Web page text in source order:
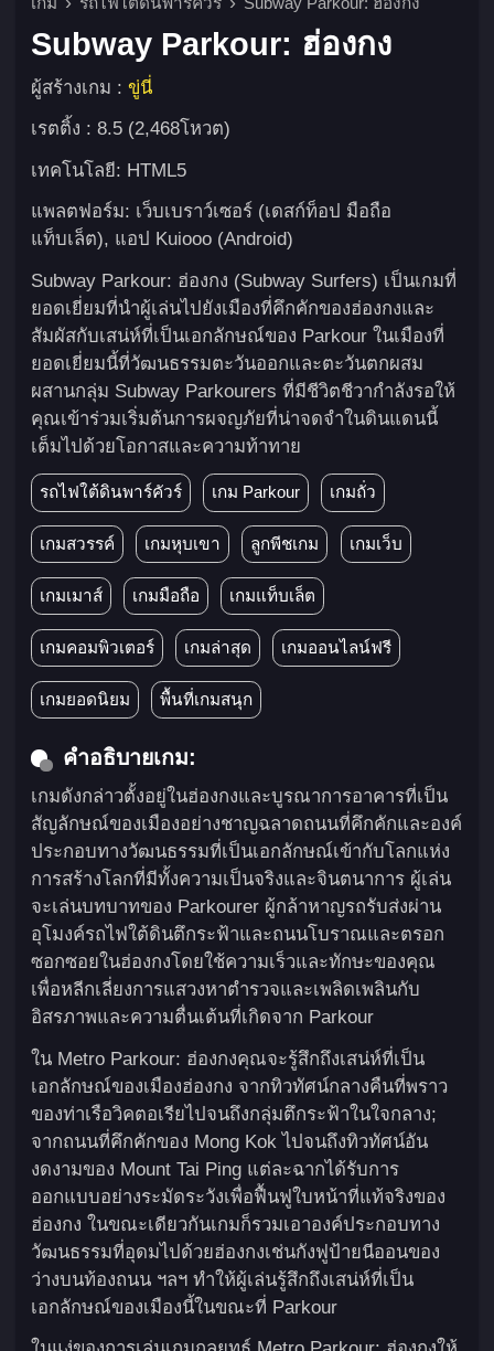
Subway Parkour: ฮ่องกง
ผู้สร้างเกม : ขู่นี่
เรตติ้ง : 8.5 (2,468โหวต)
เทคโนโลยี: HTML5
แพลตฟอร์ม: เว็บเบราว์เซอร์ (เดสก์ท็อป มือถือ
แท็บเล็ต), แอป Kuiooo (Android)
Subway Parkour: ฮ่องกง (Subway Surfers) เป็นเกมที่
ยอดเยี่ยมที่นำผู้เล่นไปยังเมืองที่คึกคักของฮ่องกงและ
สัมผัสกับเสน่ห์ที่เป็นเอกลักษณ์ของ Parkour ในเมืองที่
ยอดเยี่ยมนี้ที่วัฒนธรรมตะวันออกและตะวันตกผสม
ผสานกลุ่ม Subway Parkourers ที่มีชีวิตชีวากำลังรอให้
คุณเข้าร่วมเริ่มต้นการผจญภัยที่น่าจดจำในดินแดนนี้
เต็มไปด้วยโอกาสและความท้าทาย
รถไฟใต้ดินพาร์คัวร์ เกม Parkour เกมถั่ว
เกมสวรรค์ เกมหุบเขา ลูกพีชเกม เกมเว็บ
เกมเมาส์ เกมมือถือ เกมแท็บเล็ต
เกมคอมพิวเตอร์ เกมล่าสุด เกมออนไลน์ฟรี
เกมยอดนิยม พื้นที่เกมสนุก
คำอธิบายเกม:
เกมดังกล่าวตั้งอยู่ในฮ่องกงและบูรณาการอาคารที่เป็น
สัญลักษณ์ของเมืองอย่างชาญฉลาดถนนที่คึกคักและองค์
ประกอบทางวัฒนธรรมที่เป็นเอกลักษณ์เข้ากับโลกแห่ง
การสร้างโลกที่มีทั้งความเป็นจริงและจินตนาการ ผู้เล่น
จะเล่นบทบาทของ Parkourer ผู้กล้าหาญรถรับส่งผ่าน
อุโมงค์รถไฟใต้ดินตึกระฟ้าและถนนโบราณและตรอก
ซอกซอยในฮ่องกงโดยใช้ความเร็วและทักษะของคุณ
เพื่อหลีกเลี่ยงการแสวงหาตำรวจและเพลิดเพลินกับ
อิสรภาพและความตื่นเต้นที่เกิดจาก Parkour
ใน Metro Parkour: ฮ่องกงคุณจะรู้สึกถึงเสน่ห์ที่เป็น
เอกลักษณ์ของเมืองฮ่องกง จากทิวทัศน์กลางคืนที่พราว
ของท่าเรือวิคตอเรียไปจนถึงกลุ่มตึกระฟ้าในใจกลาง;
จากถนนที่คึกคักของ Mong Kok ไปจนถึงทิวทัศน์อัน
งดงามของ Mount Tai Ping แต่ละฉากได้รับการ
ออกแบบอย่างระมัดระวังเพื่อฟื้นฟูใบหน้าที่แท้จริงของ
ฮ่องกง ในขณะเดียวกันเกมก็รวมเอาองค์ประกอบทาง
วัฒนธรรมที่อุดมไปด้วยฮ่องกงเช่นกังฟูป้ายนีออนของ
ว่างบนท้องถนน ฯลฯ ทำให้ผู้เล่นรู้สึกถึงเสน่ห์ที่เป็น
เอกลักษณ์ของเมืองนี้ในขณะที่ Parkour